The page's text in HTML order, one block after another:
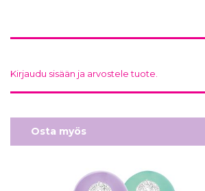
Kirjaudu sisään ja arvostele tuote.
Osta myös